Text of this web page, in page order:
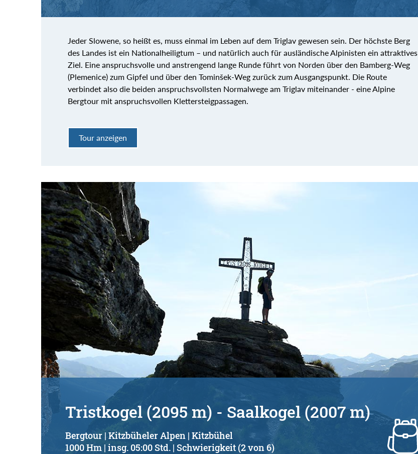
Jeder Slowene, so heißt es, muss einmal im Leben auf dem Triglav gewesen sein. Der höchste Berg
des Landes ist ein Nationalheiligtum – und natürlich auch für ausländische Alpinisten ein attraktives
Ziel. Eine anspruchsvolle und anstrengend lange Runde führt von Norden über den Bamberg-Weg
(Plemenice) zum Gipfel und über den Tominšek-Weg zurück zum Ausgangspunkt. Die Route
verbindet also die beiden anspruchsvollsten Normalwege am Triglav miteinander - eine Alpine
Bergtour mit anspruchsvollen Klettersteigpassagen.
Tour anzeigen
Tristkogel (2095 m) - Saalkogel (2007 m)
Bergtour | Kitzbüheler Alpen | Kitzbühel
1000 Hm | insg. 05:00 Std. | Schwierigkeit (2 von 6)